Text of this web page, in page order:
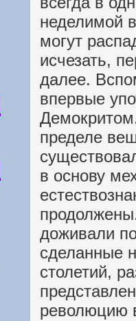
неделимой
могут
исчезать,
далее.
впервые
пределе
в основу
доживали
сделанные
столетий,
революцию